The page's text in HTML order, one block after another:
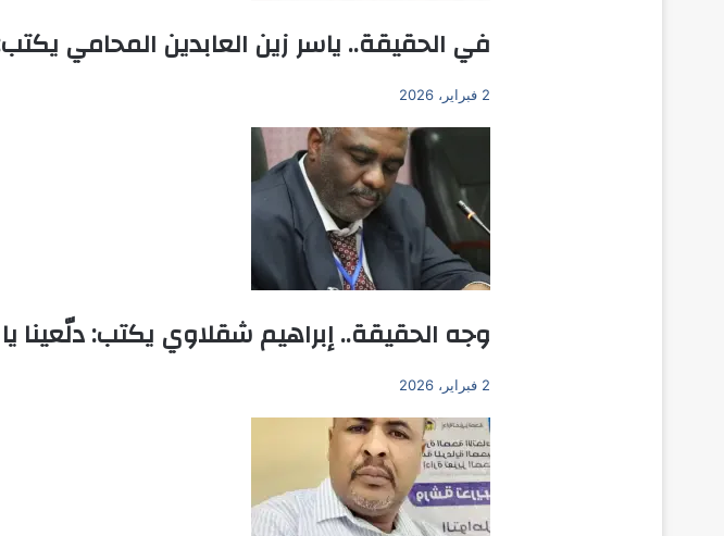
في الحقيقة.. ياسر زين العابدين المحامي
2 فبراير، 2026
وجه الحقيقة.. إبراهيم شقلاوي يكتب: دلّعينا
2 فبراير، 2026